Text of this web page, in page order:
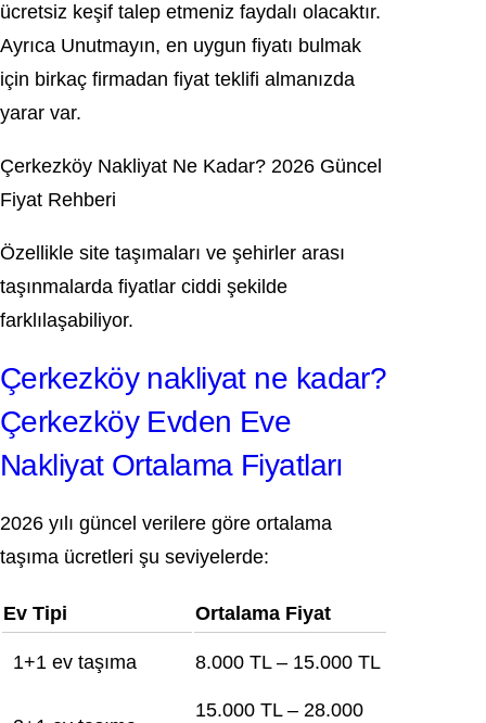
ücretsiz keşif talep etmeniz faydalı olacaktır.
Ayrıca Unutmayın, en uygun fiyatı bulmak
için birkaç firmadan fiyat teklifi almanızda
yarar var.
Çerkezköy Nakliyat Ne Kadar? 2026 Güncel
Fiyat Rehberi
Özellikle site taşımaları ve şehirler arası
taşınmalarda fiyatlar ciddi şekilde
farklılaşabiliyor.
Çerkezköy nakliyat ne kadar?
Çerkezköy Evden Eve
Nakliyat Ortalama Fiyatları
2026 yılı güncel verilere göre ortalama
taşıma ücretleri şu seviyelerde:
Ev Tipi Ortalama Fiyat
1+1 ev taşıma 8.000 TL – 15.000 TL
15.000 TL – 28.000